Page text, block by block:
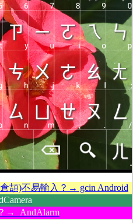
頡)不易輸入？→ gcin Android
→ AndAlarm